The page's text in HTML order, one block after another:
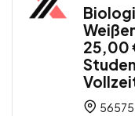
25,00
56575